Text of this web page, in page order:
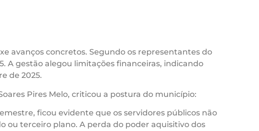
avanços concretos. Segundo os representantes do
A gestão alegou limitações financeiras, indicando
de 2025.
Pires Melo, criticou a postura do município:
ficou evidente que os servidores públicos não
ou terceiro plano. A perda do poder aquisitivo dos